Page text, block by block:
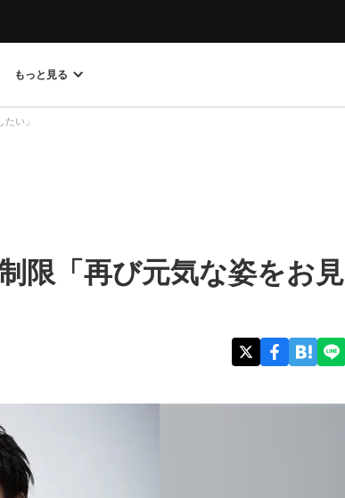
もっと見る
い」
限「再び元気な姿をお見